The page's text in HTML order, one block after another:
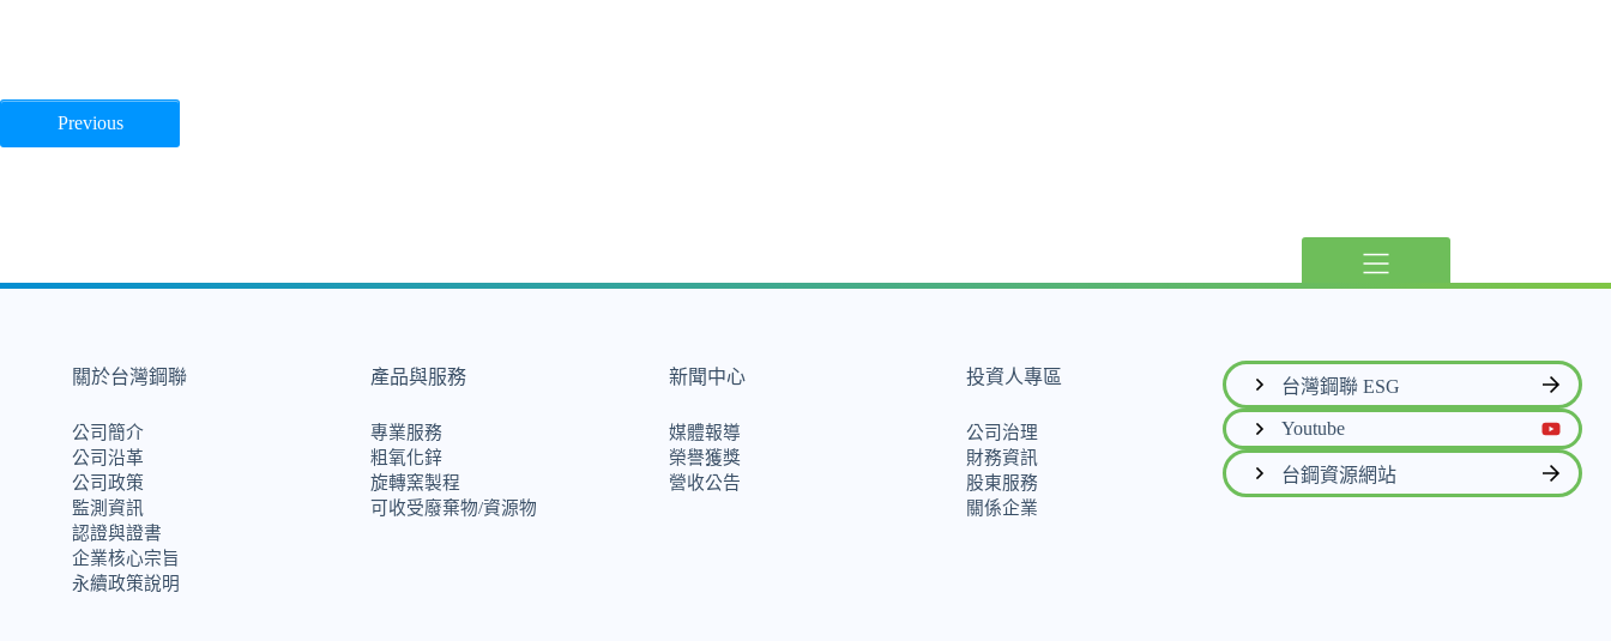
Previous
關於台灣鋼聯
公司簡介
公司沿革
公司政策
監測資訊
認證與證書
企業核心宗旨
永續政策說明
產品與服務
專業服務
粗氧化鋅
旋轉窯製程
可收受廢棄物/資源物
新聞中心
媒體報導
榮譽獲獎
營收公告
投資人專區
公司治理
財務資訊
股東服務
關係企業
台灣鋼聯 ESG
Youtube
台鋼資源網站